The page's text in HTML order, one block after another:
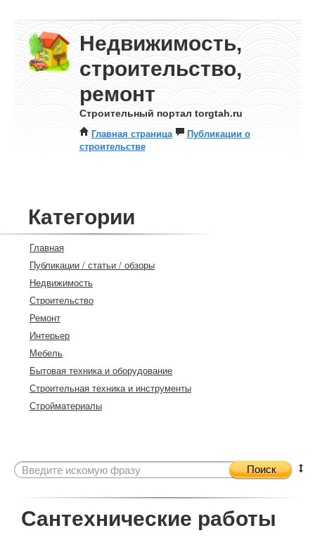
Недвижимость,
строительство,
ремонт
Строительный портал torgtah.ru
Главная страница
Публикации о
строительстве
Категории
Главная
Публикации / статьи / обзоры
Недвижимость
Строительство
Ремонт
Интерьер
Мебель
Бытовая техника и оборудование
Строительная техника и инструменты
Стройматериалы
Поиск
Сантехнические работы